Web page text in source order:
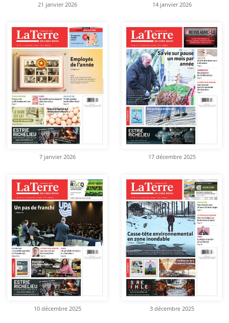
21 janvier 2026 14 janvier 2026
7 janvier 2026 17 décembre 2025
10 décembre 2025 3 décembre 2025